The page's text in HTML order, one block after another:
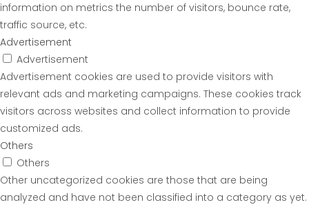
information on metrics the number of visitors, bounce rate,
traffic source, etc.
Advertisement
Advertisement
Advertisement cookies are used to provide visitors with
relevant ads and marketing campaigns. These cookies track
visitors across websites and collect information to provide
customized ads.
Others
Others
Other uncategorized cookies are those that are being
analyzed and have not been classified into a category as yet.